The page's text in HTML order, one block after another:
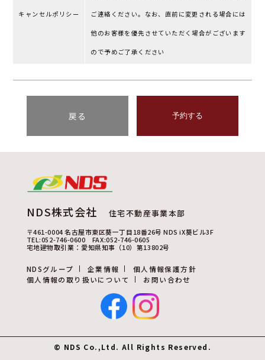
キャンセルポリシー ご連絡ください。なお、直前に変更される場合には
他のお客様を優先させていただく場合がございます
ので予めご了承ください
戻る 予約する
NDS株式会社 住宅不動産事業本部
〒461-0004 名古屋市東区葵一丁目18番26号 NDS iX葵ビル3F
TEL:052-746-0600 FAX:052-746-0605
宅地建物取引業：愛知県知事（10）第13802号
NDSグループ 企業情報
個人情報保護方針
個人情報の取り扱いについて
お問い合わせ
© NDS Co.,Ltd. All Rights Reserved.